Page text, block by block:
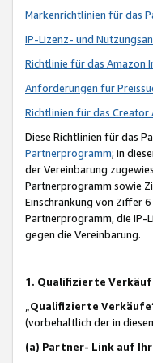
Markenrichtlinien für das
IP-Lizenz- und
Richtlinie für das Amazon
Anforderungen für
Richtlinien für das
Diese Richtlinien für das
Partnerprogramm; in
der Vereinbarung
Partnerprogramm sowie
Einschränkung von Ziffer
Partnerprogramm, die IP-
gegen die Vereinbarung.
1. Qualifizierte
Qualifizierte Verkäufe
(vorbehaltlich der in
(a) Partner- Link auf